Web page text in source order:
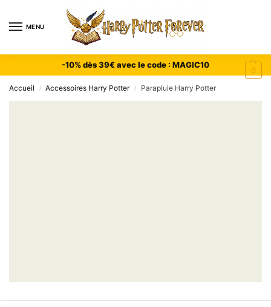
MENU
0
-10% dès 39€ avec le code : MAGIC10
Accueil / Accessoires Harry Potter / Parapluie Harry Potter